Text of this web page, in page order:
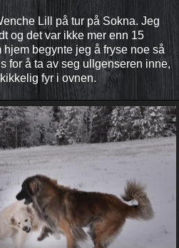
Lill på tur på Sokna. Jeg
og det var ikke mer enn 15
hjem begynte jeg å fryse noe så
for å ta av seg ullgenseren inne,
fyr i ovnen.